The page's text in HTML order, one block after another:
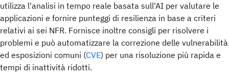
utilizza l'analisi in tempo reale basata sull'AI per valutare le
applicazioni e fornire punteggi di resilienza in base a criteri
relativi ai sei NFR. Fornisce inoltre consigli per risolvere i
problemi e può automatizzare la correzione delle vulnerabilità
ed esposizioni comuni (CVE) per una risoluzione più rapida e
tempi di inattività ridotti.